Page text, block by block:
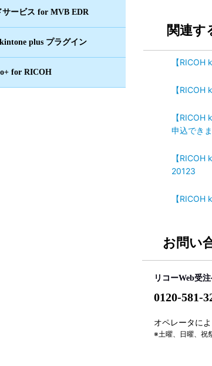
サービス for MVB EDR
plus プラグイン
for RICOH
関連す
【
【
【
申込でき
【
20123
【
お問い
リコーWeb受
0120-581-
オペレータに
※土曜、日曜、祝